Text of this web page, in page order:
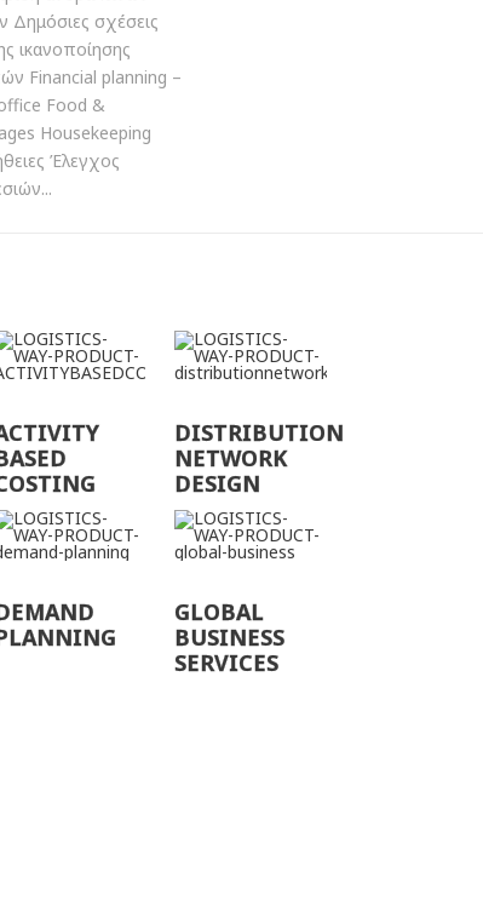
Δημόσιες σχέσεις
ικανοποίησης
Financial planning –
Food &
Housekeeping
Έλεγχος
DISTRIBUTION
NETWORK
DESIGN
GLOBAL
BUSINESS
SERVICES